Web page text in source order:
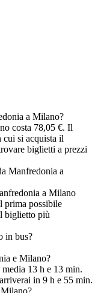
a Milano?
costa 78,05 €. Il
cui si acquista il
biglietti a prezzi
Manfredonia a
a Milano
prima possibile
biglietto più
in bus?
e Milano?
13 h e 13 min.
in 9 h e 55 min.